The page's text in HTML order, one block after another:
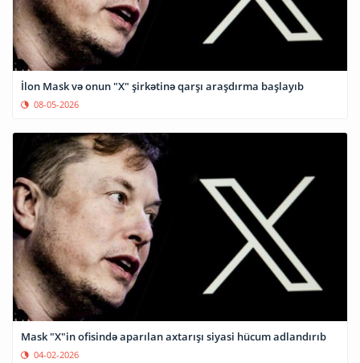
İlon Mask və onun "X" şirkətinə qarşı araşdırma başlayıb
08-05-2026
Mask "X"in ofisində aparılan axtarışı siyasi hücum adlandırıb
04-02-2026